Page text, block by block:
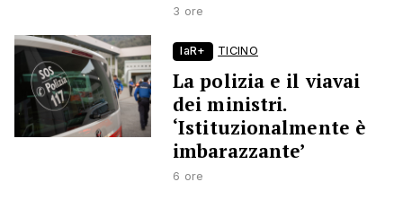
3 ore
laR+ TICINO
La polizia e il viavai
dei ministri.
‘Istituzionalmente è
imbarazzante’
6 ore